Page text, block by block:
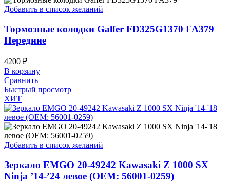
Добавить в список желаний
Тормозные колодки Galfer FD325G1370 FA379
Передние
4200 ₽
В корзину
Сравнить
Быстрый просмотр
ХИТ
Добавить в список желаний
Зеркало EMGO 20-49242 Kawasaki Z 1000 SX
Ninja ’14-’24 левое (OEM: 56001-0259)